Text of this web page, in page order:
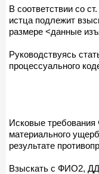
В соответствии со ст.
истца подлежит
размере <данные
Руководствуясь
процессуального
Исковые
материального
результате
Взыскать с ФИО2,